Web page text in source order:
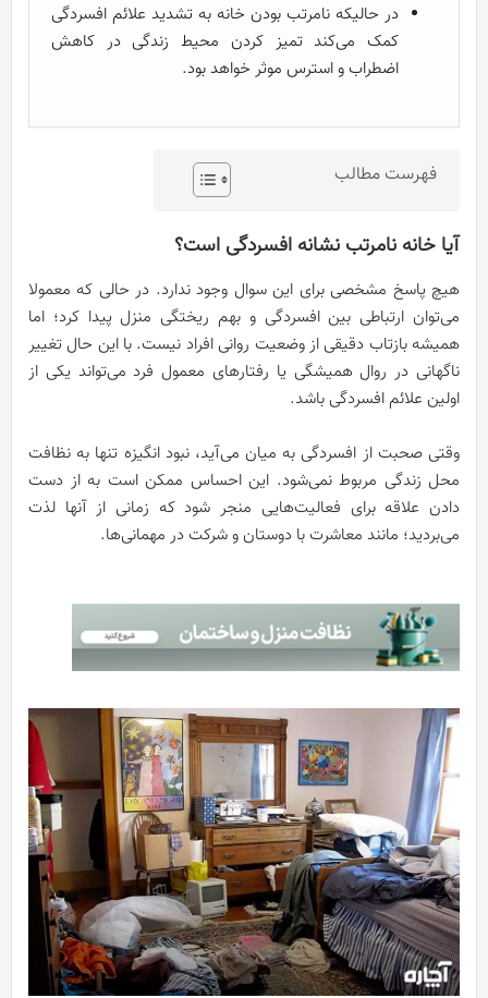
در حالیکه نامرتب بودن خانه به تشدید علائم افسردگی
کمک می‌کند تمیز کردن محیط زندگی در کاهش
اضطراب و استرس موثر خواهد بود.
فهرست مطالب
آیا خانه نامرتب نشانه افسردگی است؟
هیچ پاسخ مشخصی برای این سوال وجود ندارد. در حالی که معمولا
می‌توان ارتباطی بین افسردگی و بهم ریختگی منزل پیدا کرد؛ اما
همیشه بازتاب دقیقی از وضعیت روانی افراد نیست. با این حال تغییر
ناگهانی در روال همیشگی یا رفتارهای معمول فرد می‌تواند یکی از
اولین علائم افسردگی باشد.
وقتی صحبت از افسردگی به میان می‌آید، نبود انگیزه تنها به نظافت
محل زندگی مربوط نمی‌شود. این احساس ممکن است به از دست
دادن علاقه برای فعالیت‌هایی منجر شود که زمانی از آنها لذت
می‌بردید؛ مانند معاشرت با دوستان و شرکت در مهمانی‌ها.